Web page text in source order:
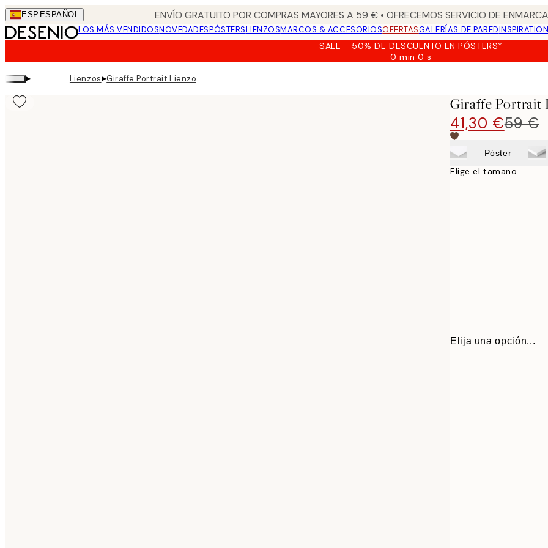
Skip
to
main
ESP ESPAÑOL ENVÍO GRATUITO POR COMPRAS MAYORES A 59 € • OFRECEMOS SERVICIO DE
LOS MÁS VENDIDOSNOVEDADESPÓSTERSLIENZOSMARCOS & ACCESORIOSOFERTASGALERÍAS DE PARED
SALE - 50% DE DESCUENTO EN PÓSTERS*
0 min0 s
Válido
▸ Lienzos▸Giraffe Portrait Lienzo
Giraffe Portrait
41,30 €59 €
Póster
Elige el tamaño
Elija una opción...